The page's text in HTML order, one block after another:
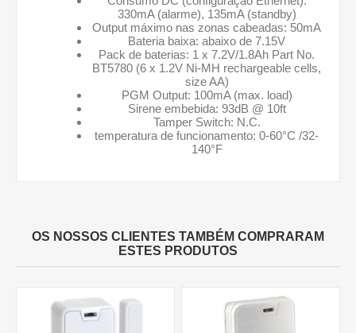
330mA (alarme), 135mA (standby)
Output máximo nas zonas cabeadas: 50mA
Bateria baixa: abaixo de 7.15V
Pack de baterias: 1 x 7.2V/1.8Ah Part No.
BT5780 (6 x 1.2V Ni-MH rechargeable cells,
size AA)
PGM Output: 100mA (max. load)
Sirene embebida: 93dB @ 10ft
Tamper Switch: N.C.
temperatura de funcionamento: 0-60°C /32-
140°F
OS NOSSOS CLIENTES TAMBÉM COMPRARAM
ESTES PRODUTOS